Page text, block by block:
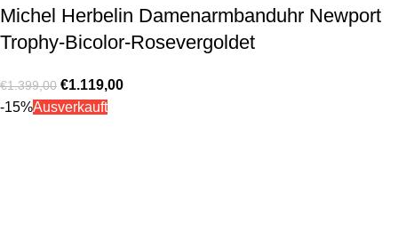
Michel Herbelin Damenarmbanduhr Newport
Trophy-Bicolor-Rosevergoldet
€1.399,00 €1.119,00
-15%Ausverkauft